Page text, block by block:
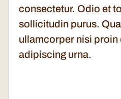
consectetur. Odio et
sollicitudin purus.
ullamcorper nisi proin
adipiscing urna.